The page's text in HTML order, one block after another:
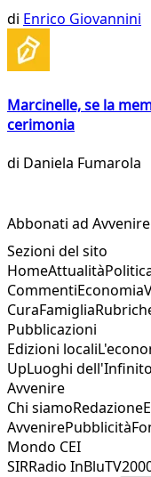
di Enrico Giovannini
Marcinelle, se la
cerimonia
di Daniela Fumarola
Abbonati ad Avvenire
Sezioni del sito
HomeAttualità
CommentiEconomia
CuraFamiglia
Pubblicazioni
Edizioni locali
UpLuoghi dell'Infinito
Avvenire
Chi siamoRedazione
AvvenirePubblicità
Mondo CEI
SIRRadio InBlu